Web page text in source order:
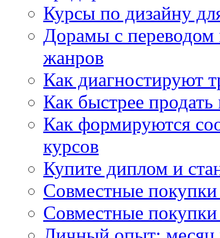
Курсы по дизайну
Дорамы с переводом
жанров
Как диагностируют
Как быстрее
Как формируются
курсов
Купите диплом и
Совместные
Совместные покупки